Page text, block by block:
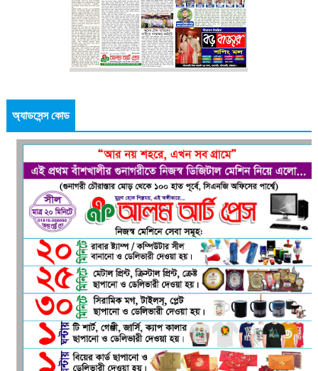
অ্যাডসেন্স কোড